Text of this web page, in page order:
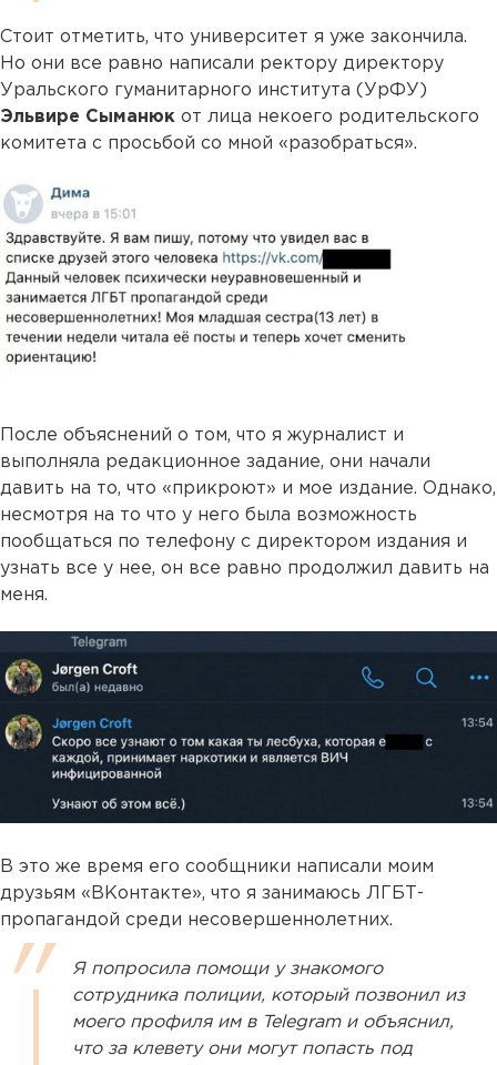
Стоит отметить, что университет я уже закончила.
Но они все равно написали ректору директору
Уральского гуманитарного института (УрФУ)
Эльвире Сыманюк от лица некоего родительского
комитета с просьбой со мной «разобраться».
После объяснений о том, что я журналист и
выполняла редакционное задание, они начали
давить на то, что «прикроют» и мое издание. Однако,
несмотря на то что у него была возможность
пообщаться по телефону с директором издания и
узнать все у нее, он все равно продолжил давить на
меня.
В это же время его сообщники написали моим
друзьям «ВКонтакте», что я занимаюсь ЛГБТ-
пропагандой среди несовершеннолетних.
Я попросила помощи у знакомого
сотрудника полиции, который позвонил из
моего профиля им в Telegram и объяснил,
что за клевету они могут попасть под